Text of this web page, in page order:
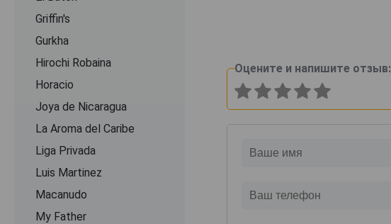
Griffin's
Gurkha
Hirochi Robaina
Horacio
Joya de Nicaragua
La Aroma del Caribe
Liga Privada
Luis Martinez
Macanudo
My Father
Оцените и напишите отзыв: